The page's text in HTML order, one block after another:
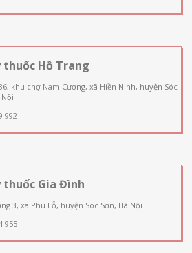
thuốc Hồ Trang
khu chợ Nam Cương, xã Hiền Ninh, huyện Sóc
Nội
992
thuốc Gia Đình
3, xã Phù Lỗ, huyện Sóc Sơn, Hà Nội
955